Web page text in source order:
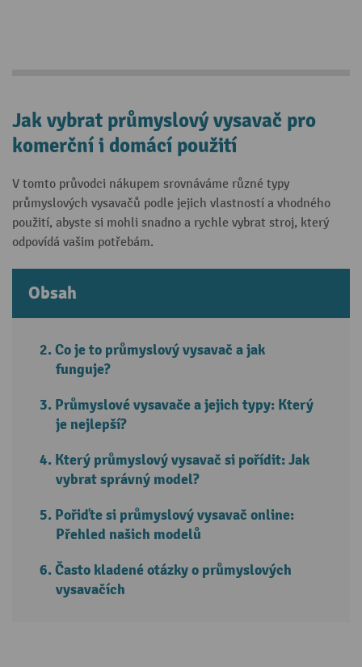
Jak vybrat průmyslový vysavač pro
komerční i domácí použití
V tomto průvodci nákupem srovnáváme různé typy
průmyslových vysavačů podle jejich vlastností a vhodného
použití, abyste si mohli snadno a rychle vybrat stroj, který
odpovídá vašim potřebám.
Obsah
Co je to průmyslový vysavač a jak
funguje?
Průmyslové vysavače a jejich typy: Který
je nejlepší?
Který průmyslový vysavač si pořídit: Jak
vybrat správný model?
Pořiďte si průmyslový vysavač online:
Přehled našich modelů
Často kladené otázky o průmyslových
vysavačích